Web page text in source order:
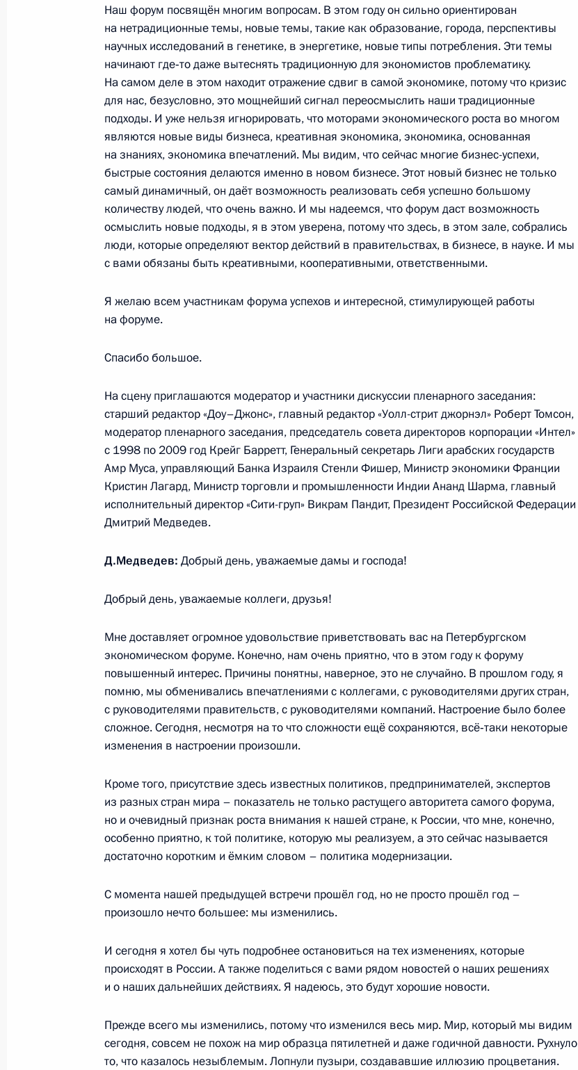
международного экономического форума
18 июня 2010 года, 12:00 Санкт-Петербург
Дмитрий Медведев выступил на пленарном заседании
Петербургского международного экономического форума
18 июня 2010 года, 12:00 Санкт-Петербург
Интервью американской газете «Уолл-стрит джорнэл»
18 июня 2010 года, 01:00
Рабочая встреча с Министром обороны Анатолием Сердюковым
Синиковой
Рабочая встреча с Министром экономического развития
Эльвирой Набиуллиной
17 июня 2010 года, 15:00 Московская область, Горки
16 июня 2010 года, 16:00 Московская область, Горки
15 июня 2010 года, вторник
Встреча с председателем правления компании «Газпром»
Алексеем Миллером
1
Выступление на церемонии спуска на воду многоцелевой
атомной подводной лодки «Северодвинск»
15 июня 2010 года, 15:30 Северодвинск
1
14 июня 2010 года, понедельник
Патрушевым и генеральным секретарём ОДКБ Николаем
Бордюжей
Вступительное слово на совещании по вопросам социально- 1
Наш форум посвящён многим вопросам. В этом году он сильно ориентирован
на нетрадиционные темы, новые темы, такие как образование, города, перспективы
научных исследований в генетике, в энергетике, новые типы потребления. Эти темы
начинают где‑то даже вытеснять традиционную для экономистов проблематику.
На самом деле в этом находит отражение сдвиг в самой экономике, потому что кризис
для нас, безусловно, это мощнейший сигнал переосмыслить наши традиционные
подходы. И уже нельзя игнорировать, что моторами экономического роста во многом
являются новые виды бизнеса, креативная экономика, экономика, основанная
на знаниях, экономика впечатлений. Мы видим, что сейчас многие бизнес-успехи,
быстрые состояния делаются именно в новом бизнесе. Этот новый бизнес не только
самый динамичный, он даёт возможность реализовать себя успешно большому
количеству людей, что очень важно. И мы надеемся, что форум даст возможность
осмыслить новые подходы, я в этом уверена, потому что здесь, в этом зале, собрались
люди, которые определяют вектор действий в правительствах, в бизнесе, в науке. И мы
с вами обязаны быть креативными, кооперативными, ответственными.
Я желаю всем участникам форума успехов и интересной, стимулирующей работы
на форуме.
Спасибо большое.
На сцену приглашаются модератор и участники дискуссии пленарного заседания:
старший редактор «Доу–Джонс», главный редактор «Уолл-стрит джорнэл» Роберт Томсон,
модератор пленарного заседания, председатель совета директоров корпорации «Интел»
с 1998 по 2009 год Крейг Барретт, Генеральный секретарь Лиги арабских государств
Амр Муса, управляющий Банка Израиля Стенли Фишер, Министр экономики Франции
Кристин Лагард, Министр торговли и промышленности Индии Ананд Шарма, главный
исполнительный директор «Сити-груп» Викрам Пандит, Президент Российской Федерации
Дмитрий Медведев.
Д.Медведев: Добрый день, уважаемые дамы и господа!
Добрый день, уважаемые коллеги, друзья!
Мне доставляет огромное удовольствие приветствовать вас на Петербургском
экономическом форуме. Конечно, нам очень приятно, что в этом году к форуму
повышенный интерес. Причины понятны, наверное, это не случайно. В прошлом году, я
помню, мы обменивались впечатлениями с коллегами, с руководителями других стран,
с руководителями правительств, с руководителями компаний. Настроение было более
сложное. Сегодня, несмотря на то что сложности ещё сохраняются, всё‑таки некоторые
изменения в настроении произошли.
Кроме того, присутствие здесь известных политиков, предпринимателей, экспертов
из разных стран мира – показатель не только растущего авторитета самого форума,
но и очевидный признак роста внимания к нашей стране, к России, что мне, конечно,
особенно приятно, к той политике, которую мы реализуем, а это сейчас называется
достаточно коротким и ёмким словом – политика модернизации.
С момента нашей предыдущей встречи прошёл год, но не просто прошёл год –
произошло нечто большее: мы изменились.
И сегодня я хотел бы чуть подробнее остановиться на тех изменениях, которые
происходят в России. А также поделиться с вами рядом новостей о наших решениях
и о наших дальнейших действиях. Я надеюсь, это будут хорошие новости.
Прежде всего мы изменились, потому что изменился весь мир. Мир, который мы видим
сегодня, совсем не похож на мир образца пятилетней и даже годичной давности. Рухнуло
то, что казалось незыблемым. Лопнули пузыри, создававшие иллюзию процветания.